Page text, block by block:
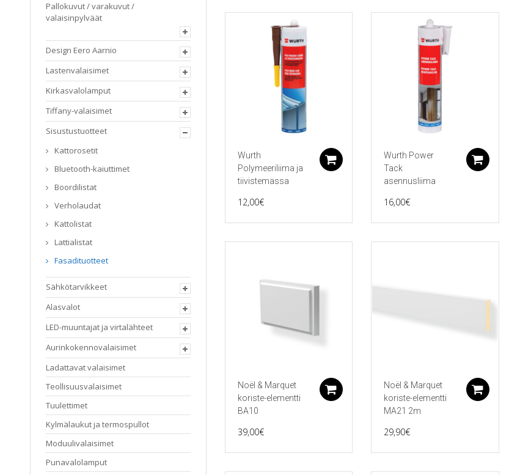
Wurth
Polymeeriliima ja
tiivistemassa
12,00€
Lisää ostoskoriin
Wurth Power
Tack
asennusliima
16,00€
Noël & Marquet
koriste-elementti
BA10
39,00€
Lisää ostoskoriin
Noël & Marquet
koriste-elementti
MA21 2m
29,90€
Pallokuvut / varakuvut /
valaisinpylväät
Design Eero Aarnio
Lastenvalaisimet
Kirkasvalolamput
Tiffany-valaisimet
Sisustustuotteet
Kattorosetit
Bluetooth-kaiuttimet
Boordilistat
Verholaudat
Kattolistat
Lattialistat
Fasadituotteet
Sähkötarvikkeet
Alasvalot
LED-muuntajat ja virtalähteet
Aurinkokennovalaisimet
Ladattavat valaisimet
Teollisuusvalaisimet
Tuulettimet
Kylmälaukut ja termospullot
Moduulivalaisimet
Punavalolamput